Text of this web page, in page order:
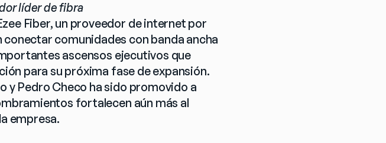
líder de fibra
Fiber, un proveedor de internet por
comunidades con banda ancha
ascensos ejecutivos que
para su próxima fase de expansión.
y Pedro Checo ha sido promovido a
fortalecen aún más al
empresa.